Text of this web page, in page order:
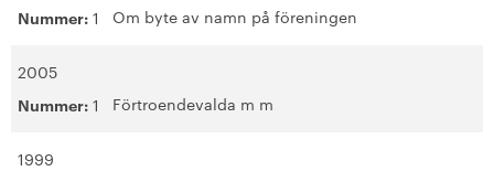
Lagar, stadgar och riktlinjer
Nummer: 1 Om byte av namn på föreningen
2005
Nummer: 1 Förtroendevalda m m
1999